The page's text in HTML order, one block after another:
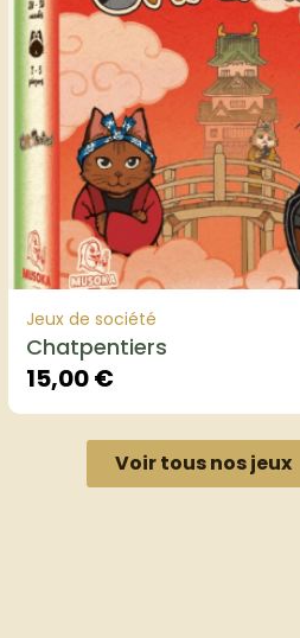
Jeux de société
Chatpentiers
15,00€
Voir tous nos jeux